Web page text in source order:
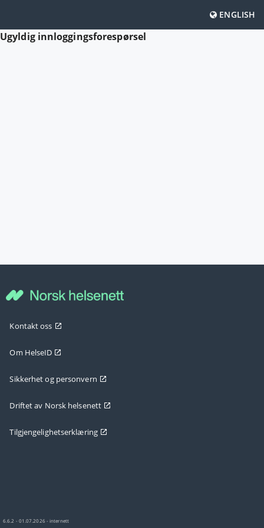
ENGLISH
Ugyldig innloggingsforespørsel
Kontakt oss
Om HelseID
Sikkerhet og personvern
Driftet av Norsk helsenett
Tilgjengelighetserklæring
6.6.2 - 01.07.2026 - internett